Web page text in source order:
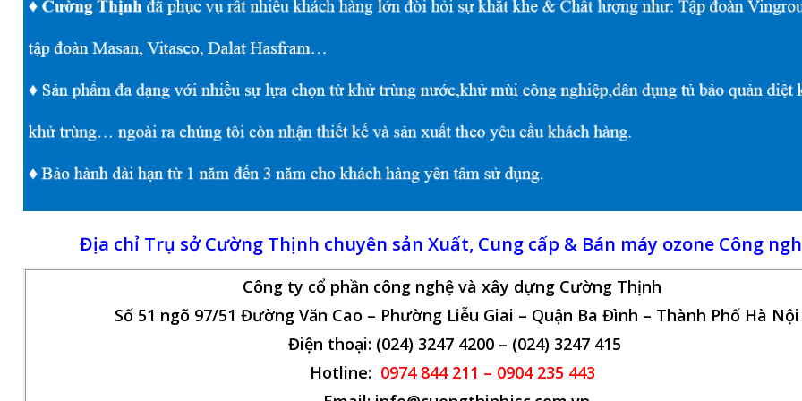
Địa chỉ Trụ sở Cường Thịnh chuyên sản Xuất, Cung cấp & Bán máy ozone Công
Công ty cổ phần công nghệ và xây dựng Cường Thịnh
Số 51 ngõ 97/51 Đường Văn Cao – Phường Liễu Giai – Quận Ba Đình – Thành Phố Hà Nội
Điện thoại: (024) 3247 4200 – (024) 3247 415
Hotline: 0974 844 211 – 0904 235 443